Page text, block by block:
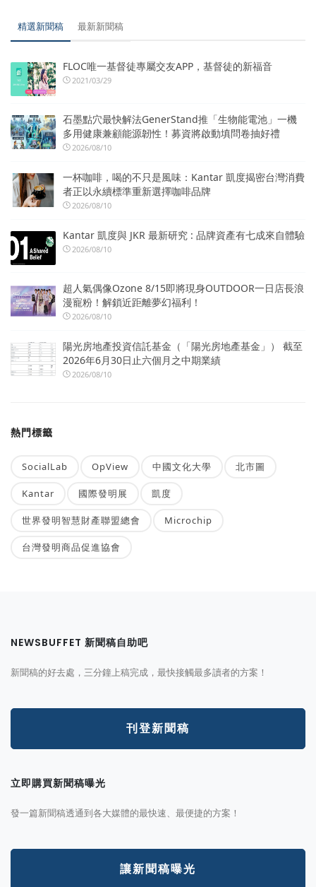
精選新聞稿 最新新聞稿
FLOC唯一基督徒專屬交友APP，基督徒的新福音
2021/03/29
石墨點穴最快解法GenerStand推「生物能電池」一機
多用健康兼顧能源韌性！募資將啟動填問卷抽好禮
2026/08/10
一杯咖啡，喝的不只是風味：Kantar 凱度揭密台灣消費
者正以永續標準重新選擇咖啡品牌
2026/08/10
Kantar 凱度與 JKR 最新研究 : 品牌資產有七成來自體驗
2026/08/10
超人氣偶像Ozone 8/15即將現身OUTDOOR一日店長浪
漫寵粉！解鎖近距離夢幻福利！
2026/08/10
陽光房地產投資信託基金（「陽光房地產基金」） 截至
2026年6月30日止六個月之中期業績
2026/08/10
熱門標籤
SocialLab OpView 中國文化大學 北市圖
Kantar 國際發明展 凱度
世界發明智慧財產聯盟總會 Microchip
台灣發明商品促進協會
NEWSBUFFET 新聞稿自助吧
新聞稿的好去處，三分鐘上稿完成，最快接觸最多讀者的方案！
刊登新聞稿
立即購買新聞稿曝光
發一篇新聞稿透通到各大媒體的最快速、最便捷的方案！
讓新聞稿曝光